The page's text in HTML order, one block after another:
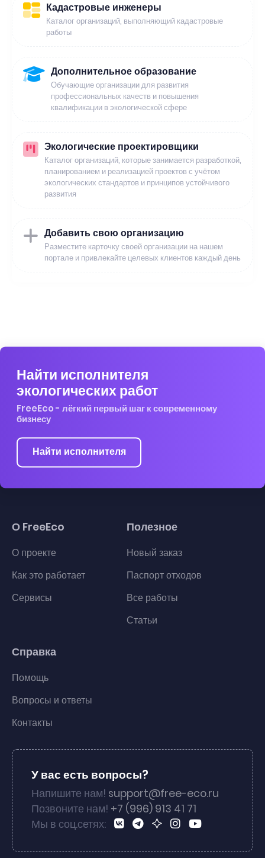
Кадастровые инженеры
Каталог организаций, выполняющий кадастровые
работы
Дополнительное образование
Обучающие организации для развития
профессиональных качеств и повышения
квалификации в экологической сфере
Экологические проектировщики
Каталог организаций, которые занимается разработкой,
планированием и реализацией проектов с учётом
экологических стандартов и принципов устойчивого
развития
Добавить свою организацию
Разместите карточку своей организации на нашем
портале и привлекайте целевых клиентов каждый день
Найти исполнителя
экологических работ
FreeEco - лёгкий первый шаг к современному
бизнесу
Найти исполнителя
О FreeEco
О проекте
Как это работает
Сервисы
Полезное
Новый заказ
Паспорт отходов
Все работы
Статьи
Справка
Помощь
Вопросы и ответы
Контакты
У вас есть вопросы?
Напишите нам! support@free-eco.ru
Позвоните нам! +7 (996) 913 41 71
Мы в соц.сетях: